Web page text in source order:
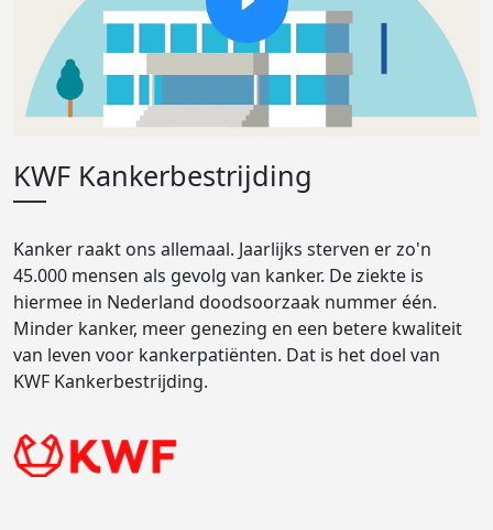
KWF Kankerbestrijding
Kanker raakt ons allemaal. Jaarlijks sterven er zo'n
45.000 mensen als gevolg van kanker. De ziekte is
hiermee in Nederland doodsoorzaak nummer één.
Minder kanker, meer genezing en een betere kwaliteit
van leven voor kankerpatiënten. Dat is het doel van
KWF Kankerbestrijding.